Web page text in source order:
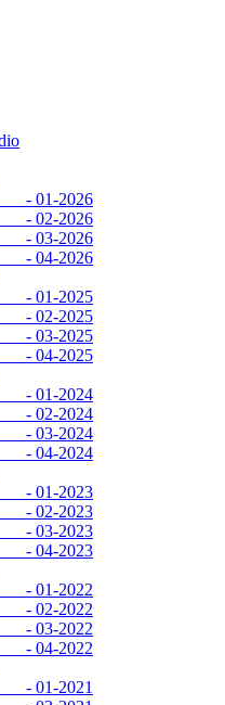
2026
2026
2026
2026
2025
2025
2025
2025
2024
2024
2024
2024
2023
2023
2023
2023
2022
2022
2022
2022
2021